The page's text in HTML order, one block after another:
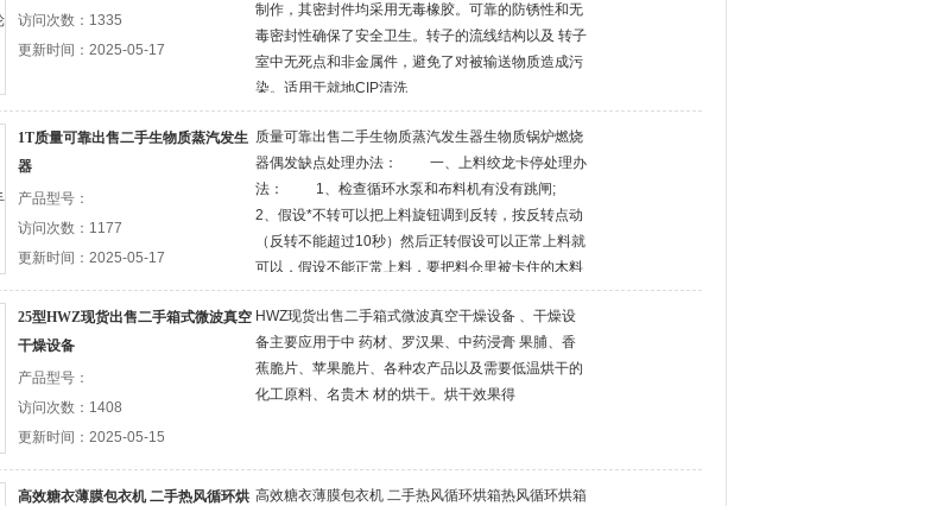
访问次数：1335
更新时间：2025-05-17
制作，其密封件均采用无毒橡胶。可靠的防锈性和无
毒密封性确保了安全卫生。转子的流线结构以及 转子
室中无死点和非金属件，避免了对被输送物质造成污
染。适用于就地CIP清洗
1T质量可靠出售二手生物质蒸汽发生
器
产品型号：
访问次数：1177
更新时间：2025-05-17
质量可靠出售二手生物质蒸汽发生器生物质锅炉燃烧
器偶发缺点处理办法： 一、上料绞龙卡停处理办
法： 1、检查循环水泵和布料机有没有跳闸;
2、假设*不转可以把上料旋钮调到反转，按反转点动
（反转不能超过10秒）然后正转假设可以正常上料就
可以，假设不能正常上料，要把料仓里被卡住的木料
清理洁净才可以正常上料。
25型HWZ现货出售二手箱式微波真空
干燥设备
产品型号：
访问次数：1408
更新时间：2025-05-15
HWZ现货出售二手箱式微波真空干燥设备 、干燥设
备主要应用于中 药材、罗汉果、中药浸膏 果脯、香
蕉脆片、苹果脆片、各种农产品以及需要低温烘干的
化工原料、名贵木 材的烘干。烘干效果得
高效糖衣薄膜包衣机 二手热风循环烘 高效糖衣薄膜包衣机 二手热风循环烘箱热风循环烘箱